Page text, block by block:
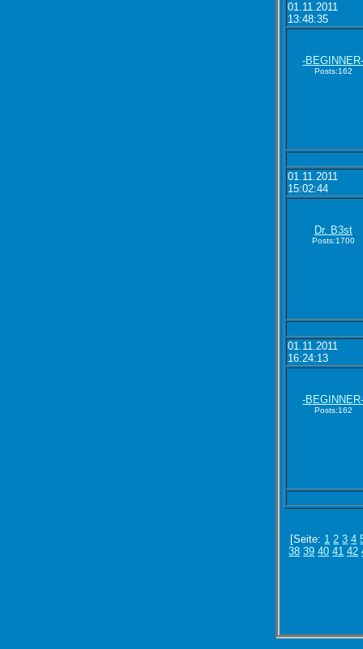
01.11.2011
13:48:35
-
Posts:162
01.11.2011
15:02:44
Dr. B3st
Posts:1700
01.11.2011
16:24:13
-
Posts:162
[Seite: 1 2 3 4
38 39 40 41 42